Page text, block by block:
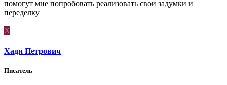
помогут мне попробовать реализовать свои задумки и
переделку
Х
Хади Петрович
Писатель